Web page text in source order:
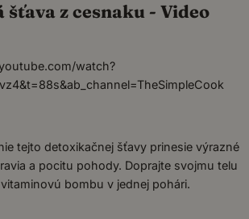
z cesnaku - Video
watch?
tejto detoxikačnej šťavy prinesie výrazné
a pocitu pohody. Doprajte svojmu telu
bombu v jednej pohári.